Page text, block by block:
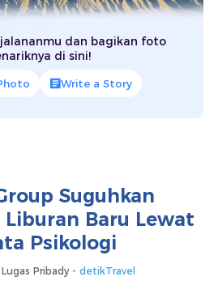
dan bagikan foto
di sini!
Write a Story
Suguhkan
Liburan Baru Lewat
Psikologi
Pribady - detikTravel